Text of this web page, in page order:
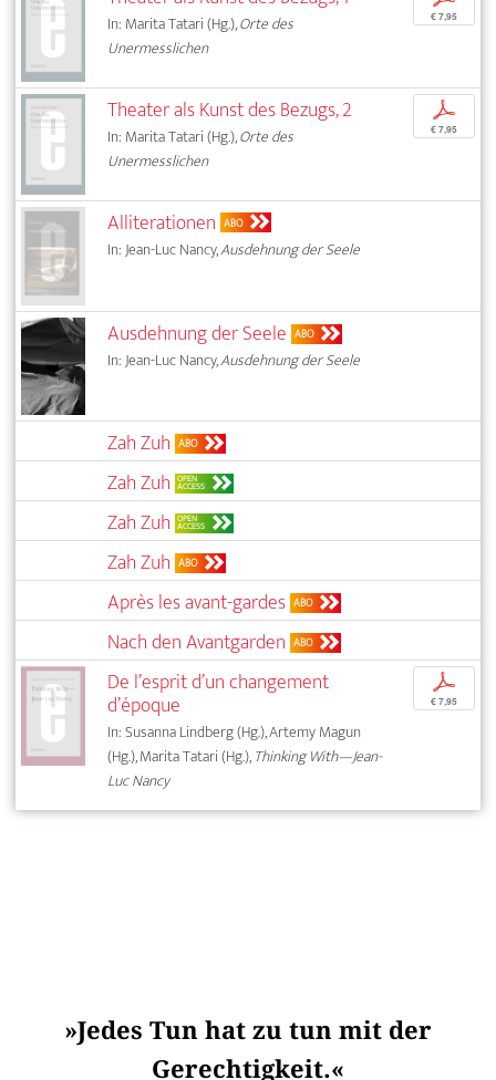
In: Marita Tatari (Hg.),Orte des
Unermesslichen
€ 7,95
Theater als Kunst des Bezugs, 2
In: Marita Tatari (Hg.),Orte des
Unermesslichen
p
€ 7,95
Alliterationen ABO
In: Jean-Luc Nancy,Ausdehnung der Seele
Ausdehnung der Seele ABO
In: Jean-Luc Nancy,Ausdehnung der Seele
Zah Zuh ABO
Zah Zuh OPEN
ACCESS
Zah Zuh OPEN
ACCESS
Zah Zuh ABO
Après les avant-gardes ABO
Nach den Avantgarden ABO
De l’esprit d’un changement
d’époque
In: Susanna Lindberg (Hg.), Artemy Magun
(Hg.), Marita Tatari (Hg.),Thinking With—Jean-
Luc Nancy
p
€ 7,95
»Jedes Tun hat zu tun mit der
Gerechtigkeit.«